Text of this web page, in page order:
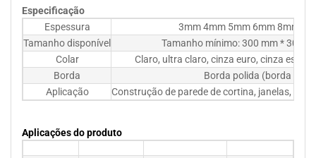
Especificação
Espessura
3mm 4mm 5mm 6mm 8mm
Tamanho disponível
Tamanho mínimo: 300 mm * 300
Colar
Claro, ultra claro, cinza euro, cinza
Borda
Borda polida (borda C,
Aplicação
Construção de parede de cortina, janelas,
Aplicações do produto